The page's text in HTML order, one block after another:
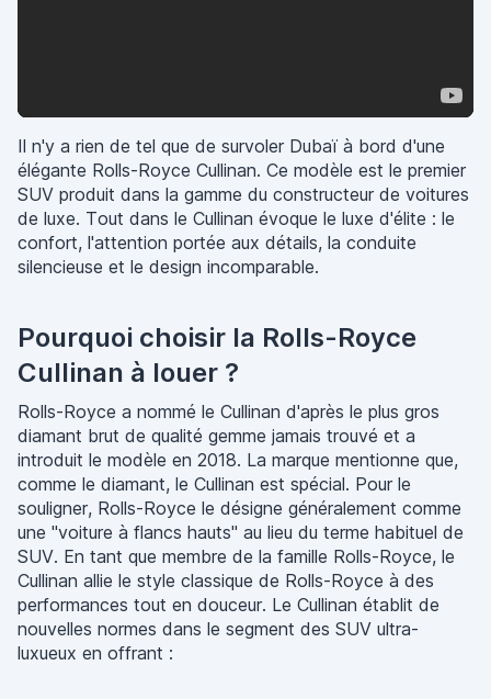
Il n'y a rien de tel que de survoler Dubaï à bord d'une
élégante Rolls-Royce Cullinan. Ce modèle est le premier
SUV produit dans la gamme du constructeur de voitures
de luxe. Tout dans le Cullinan évoque le luxe d'élite : le
confort, l'attention portée aux détails, la conduite
silencieuse et le design incomparable.
Pourquoi choisir la Rolls-Royce
Cullinan à louer ?
Rolls-Royce a nommé le Cullinan d'après le plus gros
diamant brut de qualité gemme jamais trouvé et a
introduit le modèle en 2018. La marque mentionne que,
comme le diamant, le Cullinan est spécial. Pour le
souligner, Rolls-Royce le désigne généralement comme
une "voiture à flancs hauts" au lieu du terme habituel de
SUV. En tant que membre de la famille Rolls-Royce, le
Cullinan allie le style classique de Rolls-Royce à des
performances tout en douceur. Le Cullinan établit de
nouvelles normes dans le segment des SUV ultra-
luxueux en offrant :